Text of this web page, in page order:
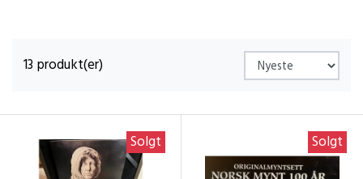
13 produkt(er)
Solgt Solgt